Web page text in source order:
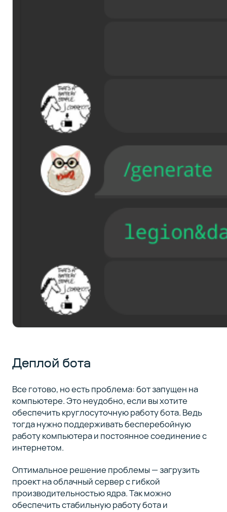
Деплой бота
Все готово, но есть проблема: бот запущен на
компьютере. Это неудобно, если вы хотите
обеспечить круглосуточную работу бота. Ведь
тогда нужно поддерживать бесперебойную
работу компьютера и постоянное соединение с
интернетом.
Оптимальное решение проблемы — загрузить
проект на облачный сервер с гибкой
производительностью ядра. Так можно
обеспечить стабильную работу бота и